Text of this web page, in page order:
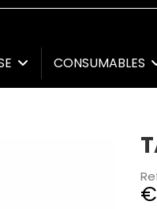
CONSUMABLES